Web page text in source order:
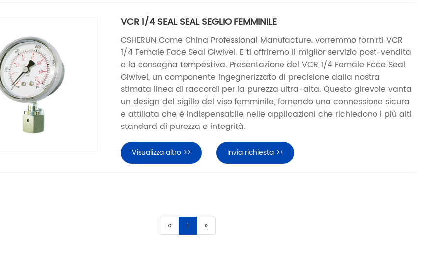
VCR 1/4 SEAL SEAL SEGLIO FEMMINILE
CSHERUN Come China Professional Manufacture, vorremmo fornirti VCR
1/4 Female Face Seal Giwivel. E ti offriremo il miglior servizio post-vendita
e la consegna tempestiva. Presentazione del VCR 1/4 Female Face Seal
Giwivel, un componente ingegnerizzato di precisione dalla nostra
stimata linea di raccordi per la purezza ultra-alta. Questo girevole vanta
un design del sigillo del viso femminile, fornendo una connessione sicura
e attillata che è indispensabile nelle applicazioni che richiedono i più alti
standard di purezza e integrità.
Visualizza altro >> Invia richiesta >>
« 1 »